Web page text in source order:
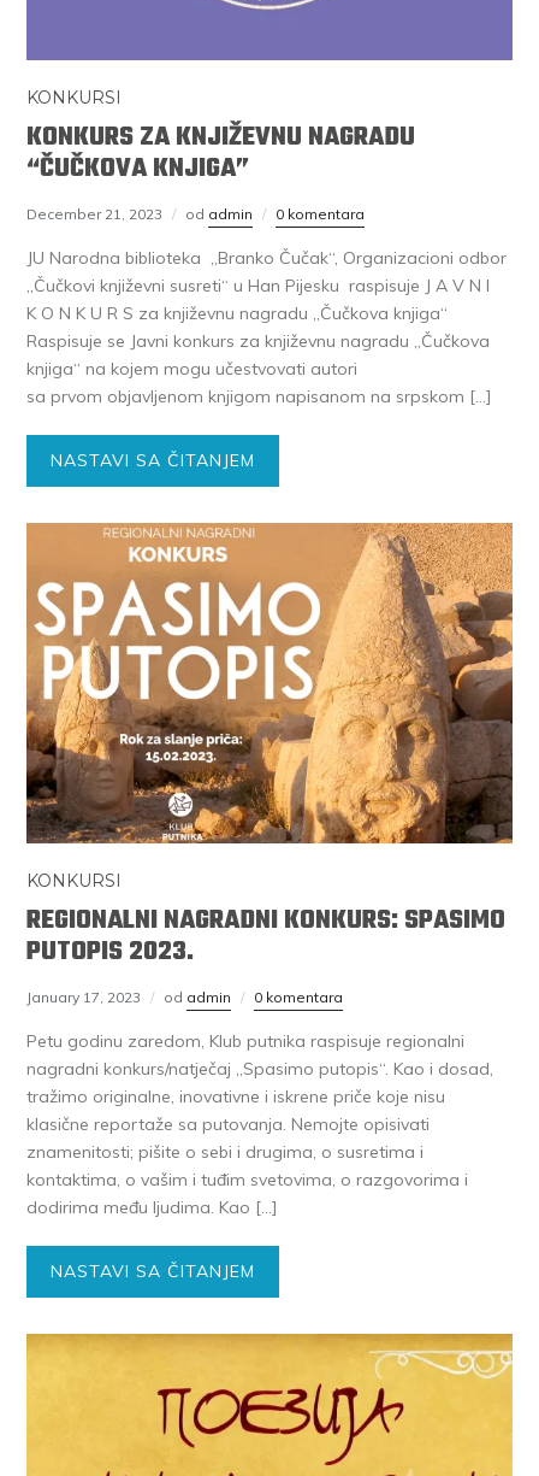
KONKURSI
KONKURS ZA KNJIŽEVNU NAGRADU
“ČUČKOVA KNJIGA”
December 21, 2023 od admin 0 komentara
JU Narodna biblioteka „Branko Čučak“, Organizacioni odbor
„Čučkovi književni susreti“ u Han Pijesku raspisuje J A V N I
K O N K U R S za književnu nagradu „Čučkova knjiga“
Raspisuje se Javni konkurs za književnu nagradu „Čučkova
knjiga“ na kojem mogu učestvovati autori
sa prvom objavljenom knjigom napisanom na srpskom […]
NASTAVI SA ČITANJEM
KONKURSI
REGIONALNI NAGRADNI KONKURS: SPASIMO
PUTOPIS 2023.
January 17, 2023 od admin 0 komentara
Petu godinu zaredom, Klub putnika raspisuje regionalni
nagradni konkurs/natječaj „Spasimo putopis“. Kao i dosad,
tražimo originalne, inovativne i iskrene priče koje nisu
klasične reportaže sa putovanja. Nemojte opisivati
znamenitosti; pišite o sebi i drugima, o susretima i
kontaktima, o vašim i tuđim svetovima, o razgovorima i
dodirima među ljudima. Kao […]
NASTAVI SA ČITANJEM